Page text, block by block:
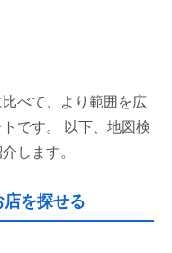
べて、より範囲を広
です。 以下、地図検
します。
を探せる